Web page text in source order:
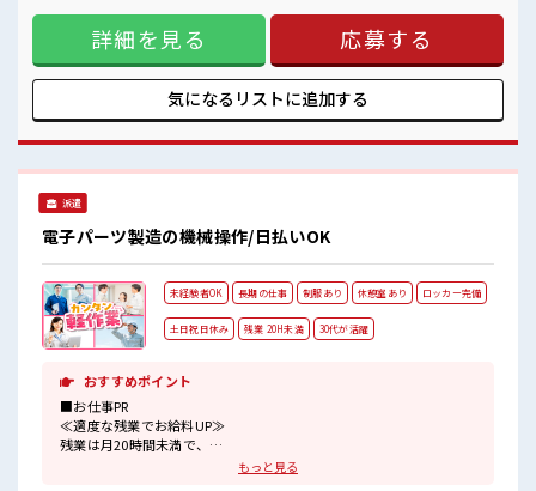
あなたの個性を大事にできます♪
休憩室でホッと一息リフレッシュ！
ロッカーあり！
安心してお仕事に集中♪
ので、 主婦&主夫さんも気軽にご応募くださいね♪ ≪残業基
本なし≫ 自分の時間をしっかり確保できる、 残業基本ナシの
お仕事♪ オンとオフをきっちり切り替えたい方にオススメ！
≪完全週休二日制≫ 週末は家族や友人と一緒にプライベート
満喫！ ≪モチベーションもUP≫ 派手過ぎなければ髪型や髪色
自由♪ (規定有)≪動きやすい制服アリ≫ 制服があるので、 毎
けの派遣のお仕事です！ ■職場の雰囲気 キバツ過ぎなければ
髪色・髪型は自由！ あなたの個性を大事にできます♪ 休憩室
詳細を見る 応募する
気になるリストに追加する
派遣
電子パーツ製造の機械操作/日払いOK
未経験者OK 長期の仕事 制服あり 休憩室あり ロッカー完備
土日祝日休み 残業 20H未満 30代が活躍
おすすめポイント
■お仕事PR
≪適度な残業でお給料UP≫
残業は月20時間未満で、
もっと見る